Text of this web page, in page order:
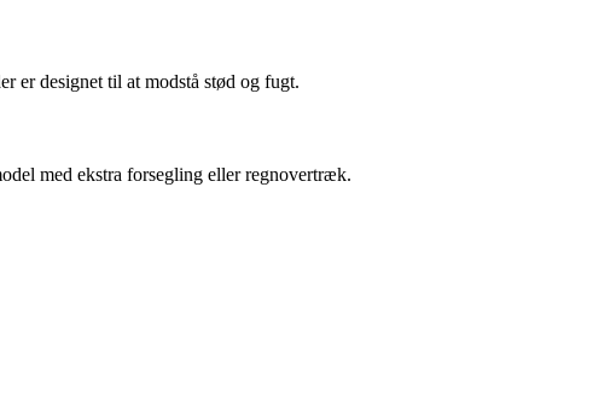
er designet til at modstå stød og fugt.
med ekstra forsegling eller regnovertræk.